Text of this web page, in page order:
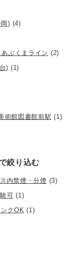
) (4)
ぶくまライン (2)
) (1)
術館図書館前駅 (1)
絞り込む
内禁煙・分煙 (3)
可 (1)
クOK (1)